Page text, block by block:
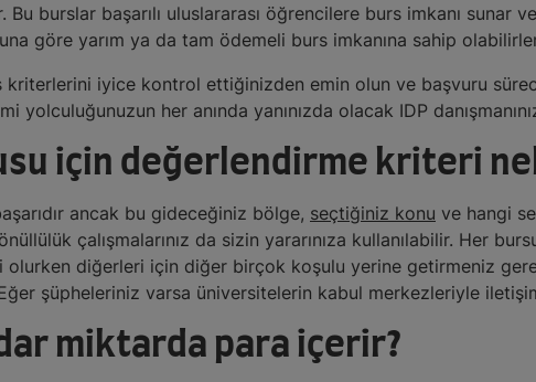
Bu burslar başarılı uluslararası öğrencilere burs imkanı sunar
göre yarım ya da tam ödemeli burs imkanına sahip
kriterlerini iyice kontrol ettiğinizden emin olun ve başvuru
yolculuğunuzun her anında yanınızda olacak IDP
için değerlendirme kriteri
ancak bu gideceğiniz bölge, seçtiğiniz konu ve hangi
çalışmalarınız da sizin yararınıza kullanılabilir. Her
olurken diğerleri için diğer birçok koşulu yerine getirmeniz
şüpheleriniz varsa üniversitelerin kabul merkezleriyle
miktarda para içerir?